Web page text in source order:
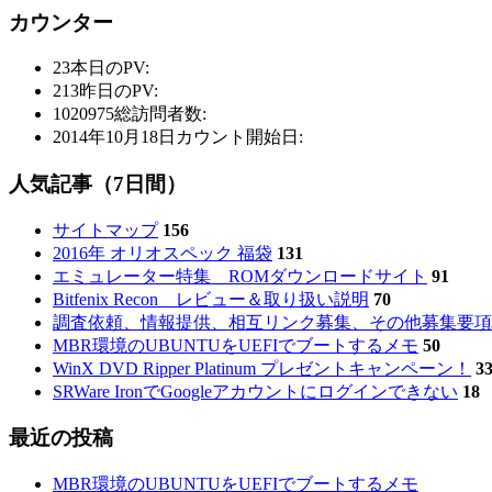
カウンター
23本日のPV:
213昨日のPV:
1020975総訪問者数:
2014年10月18日 カウント開始日:
人気記事（7日間）
サイトマップ 156
2016年 オリオスペック 福袋 131
エミュレーター特集 ROMダウンロードサイト 91
Bitfenix Recon レビュー＆取り扱い説明 70
調査依頼、情報提供、相互リンク募集、その他募集要
MBR環境のUBUNTUをUEFIでブートするメモ 50
WinX DVD Ripper Platinum プレゼントキャンペーン！
33
SRWare IronでGoogleアカウントにログインできない 18
最近の投稿
MBR環境のUBUNTUをUEFIでブートするメモ